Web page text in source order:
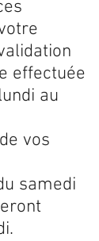
effectuée
au
vos
samedi